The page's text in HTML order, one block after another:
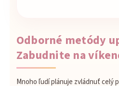
Odborné metódy
Zabudnite na
Mnoho ľudí plánuje zvládnuť celý